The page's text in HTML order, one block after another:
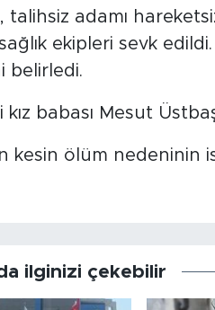
talihsiz adamı
ekipleri sevk edildi.
belirledi.
kız babası Mesut
kesin ölüm
ilginizi çekebilir